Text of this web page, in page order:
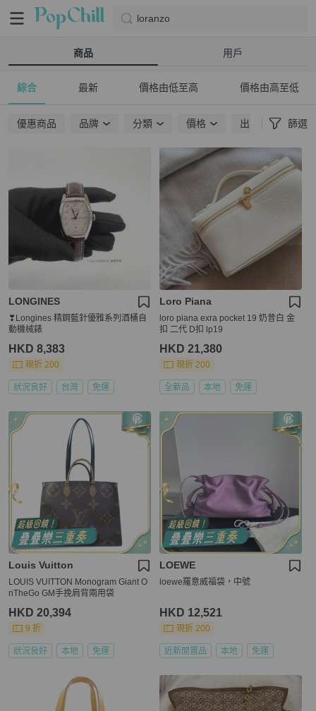
loranzo
商品 用戶
綜合 最新 價格由低至高 價格由高至低
優惠商品 品牌 分類 價格 出貨地點 篩選
LONGINES
❣Longines 精鋼藍針優雅系列酒桶自
動機械錶
HKD 8,383
現折 200
狀況良好 台灣 免運
Loro Piana
loro piana exra pocket 19 奶昔白 金
扣 二代 D扣 lp19
HKD 21,380
現折 200
全新品 本地 免運
Louis Vuitton
LOUIS VUITTON Monogram Giant O
nTheGo GM手挽肩背兩用袋
HKD 20,394
9 折
狀況良好 本地 免運
LOEWE
loewe羅意威福袋，中號
HKD 12,521
現折 200
近新閒置品 本地 免運